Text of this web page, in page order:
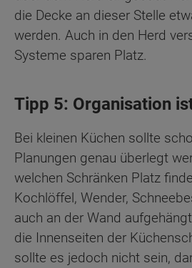
die Decke an dieser Stelle
werden. Auch in den Herd
Systeme sparen Platz.
Tipp 5: Organisation
Bei kleinen Küchen sollte
Planungen genau überlegt
welchen Schränken Platz
Kochlöffel, Wender,
auch an der Wand
die Innenseiten der
sollte es jedoch nicht sein,